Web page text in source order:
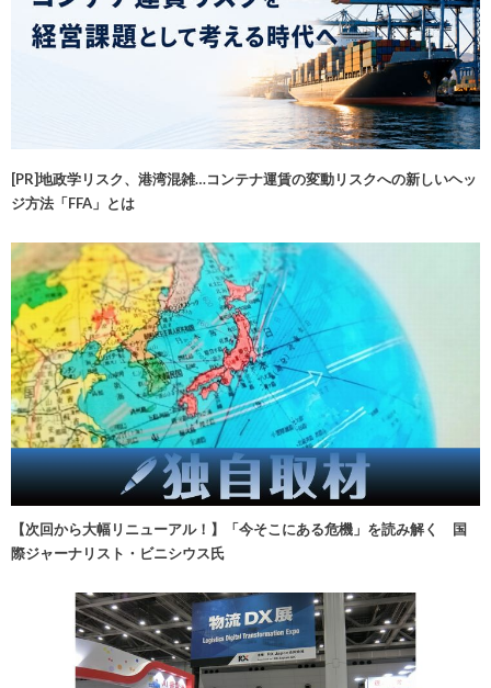
[PR]地政学リスク、港湾混雑…コンテナ運賃の変動リスクへの新しいヘッ
ジ方法「FFA」とは
【次回から大幅リニューアル！】「今そこにある危機」を読み解く 国
際ジャーナリスト・ビニシウス氏